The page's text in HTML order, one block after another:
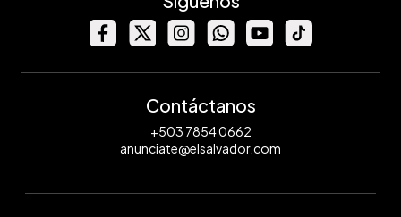
Contáctanos
+503 7854 0662
anunciate@elsalvador.com